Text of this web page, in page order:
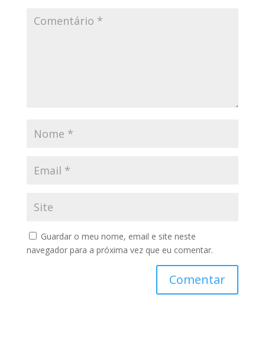
Guardar o meu nome, email e site neste
navegador para a próxima vez que eu comentar.